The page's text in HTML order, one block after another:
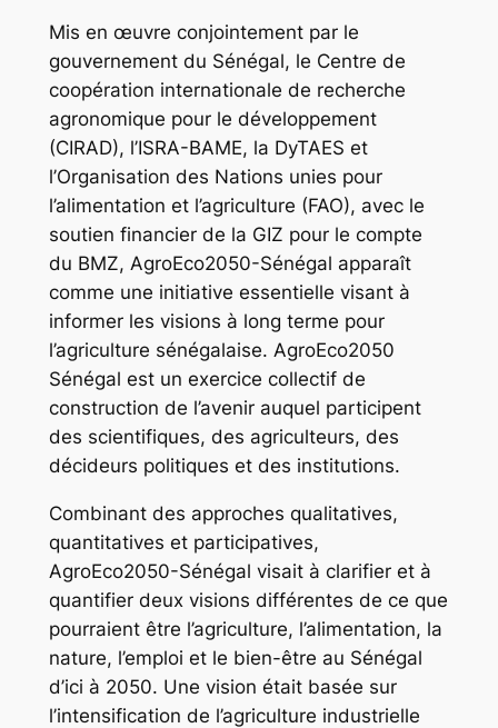
Mis en œuvre conjointement par le
gouvernement du Sénégal, le Centre de
coopération internationale de recherche
agronomique pour le développement
(CIRAD), l’ISRA-BAME, la DyTAES et
l’Organisation des Nations unies pour
l’alimentation et l’agriculture (FAO), avec le
soutien financier de la GIZ pour le compte
du BMZ, AgroEco2050-Sénégal apparaît
comme une initiative essentielle visant à
informer les visions à long terme pour
l’agriculture sénégalaise. AgroEco2050
Sénégal est un exercice collectif de
construction de l’avenir auquel participent
des scientifiques, des agriculteurs, des
décideurs politiques et des institutions.
Combinant des approches qualitatives,
quantitatives et participatives,
AgroEco2050-Sénégal visait à clarifier et à
quantifier deux visions différentes de ce que
pourraient être l’agriculture, l’alimentation, la
nature, l’emploi et le bien-être au Sénégal
d’ici à 2050. Une vision était basée sur
l’intensification de l’agriculture industrielle